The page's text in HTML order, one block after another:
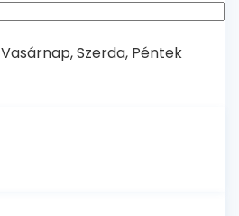
Vasárnap, Szerda, Péntek